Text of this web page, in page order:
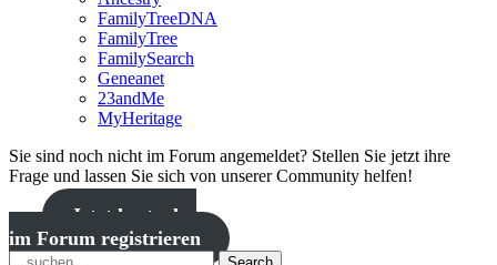
FamilyTreeDNA
FamilyTree
FamilySearch
Geneanet
23andMe
MyHeritage
Sie sind noch nicht im Forum angemeldet? Stellen Sie jetzt ihre
Frage und lassen Sie sich von unserer Community helfen!
Jetzt kostenlos
im Forum registrieren